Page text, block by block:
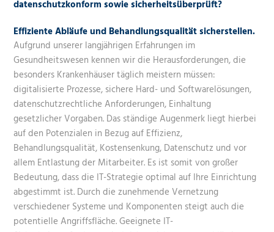
datenschutzkonform sowie sicherheitsüberprüft?
Effiziente Abläufe und Behandlungsqualität sicherstellen.
Aufgrund unserer langjährigen Erfahrungen im
Gesundheitswesen kennen wir die Heraus­forderungen, die
besonders Krankenhäuser täglich meistern müssen:
digitalisierte Prozesse, sichere Hard- und Softwarelösungen,
datenschutzrechtliche Anforderungen, Einhaltung
gesetzlicher Vorgaben. Das ständige Augenmerk liegt hierbei
auf den Potenzialen in Bezug auf Effizienz,
Behandlungsqualität, Kostensenkung, Datenschutz und vor
allem Entlastung der Mitarbeiter. Es ist somit von großer
Bedeutung, dass die IT-Strategie optimal auf Ihre Einrichtung
abgestimmt ist. Durch die zunehmende Vernetzung
verschiedener Systeme und Komponenten steigt auch die
potentielle Angriffsfläche. Geeignete IT-